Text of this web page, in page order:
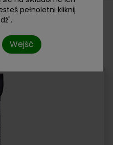
pełnoletni kliknij
Wejść
z ozdobną